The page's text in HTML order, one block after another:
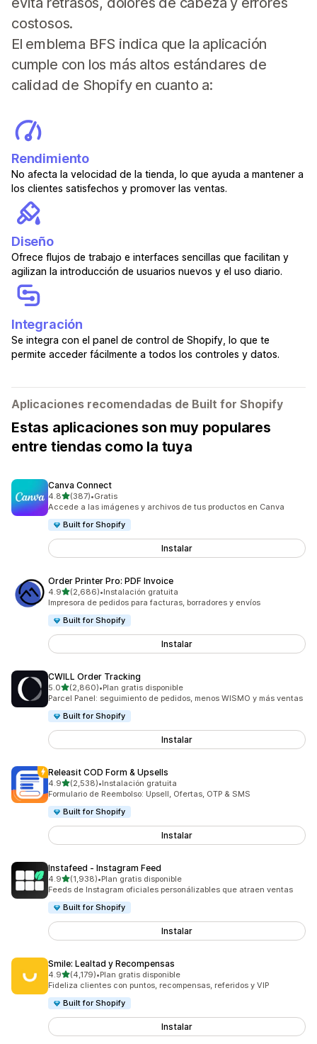
costosos.
El emblema BFS indica que la aplicación
cumple con los más altos estándares de
calidad de Shopify en cuanto a:
Rendimiento
No afecta la velocidad de la tienda, lo que ayuda a mantener a
los clientes satisfechos y promover las ventas.
Diseño
Ofrece flujos de trabajo e interfaces sencillas que facilitan y
agilizan la introducción de usuarios nuevos y el uso diario.
Integración
Se integra con el panel de control de Shopify, lo que te
permite acceder fácilmente a todos los controles y datos.
Aplicaciones recomendadas de Built for Shopify
Estas aplicaciones son muy populares
entre tiendas como la tuya
Canva Connect
4.8de 5 estrellas
(387)
387 reseñas en total
•Gratis
Accede a las imágenes y archivos de tus productos en Canva
Built for Shopify
Instalar
Order Printer Pro: PDF Invoice
4.9de 5 estrellas
(2,686)
2686 reseñas en total
•Instalación gratuita
Impresora de pedidos para facturas, borradores y envíos
Built for Shopify
Instalar
CWILL Order Tracking
5.0de 5 estrellas
(2,860)
2860 reseñas en total
•Plan gratis disponible
Parcel Panel: seguimiento de pedidos, menos WISMO y más ventas
Built for Shopify
Instalar
Releasit COD Form & Upsells
4.9de 5 estrellas
(2,538)
2538 reseñas en total
•Instalación gratuita
Formulario de Reembolso: Upsell, Ofertas, OTP & SMS
Built for Shopify
Instalar
Instafeed ‑ Instagram Feed
4.9de 5 estrellas
(1,938)
1938 reseñas en total
•Plan gratis disponible
Feeds de Instagram oficiales personálizables que atraen ventas
Built for Shopify
Instalar
Smile: Lealtad y Recompensas
4.9de 5 estrellas
(4,179)
4179 reseñas en total
•Plan gratis disponible
Fideliza clientes con puntos, recompensas, referidos y VIP
Built for Shopify
Instalar